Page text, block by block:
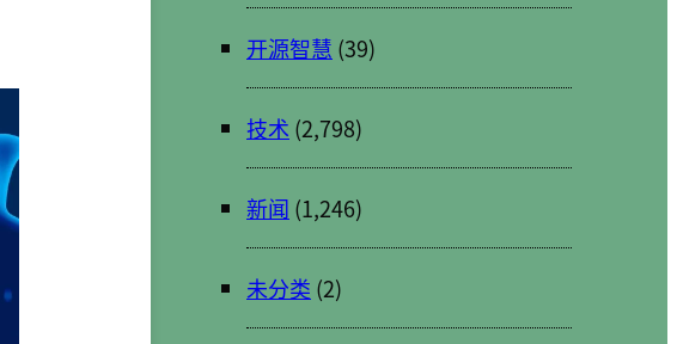
开源智慧 (39)
技术 (2,798)
新闻 (1,246)
未分类 (2)